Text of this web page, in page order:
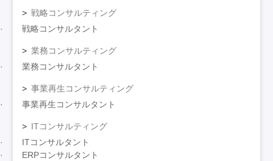
戦略コンサルティング
戦略コンサルタント
業務コンサルティング
業務コンサルタント
事業再生コンサルティング
事業再生コンサルタント
ITコンサルティング
ITコンサルタント
ERPコンサルタント